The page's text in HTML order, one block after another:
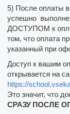
5) После оплаты
успешно
ДОСТУПОМ к
том, что оплата
указанный при
Доступ к вашим
открывается на
https://
Это значит, что
СРАЗУ ПОСЛЕ